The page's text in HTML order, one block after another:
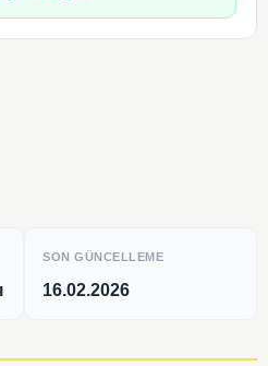
SON GÜNCELLEME
16.02.2026